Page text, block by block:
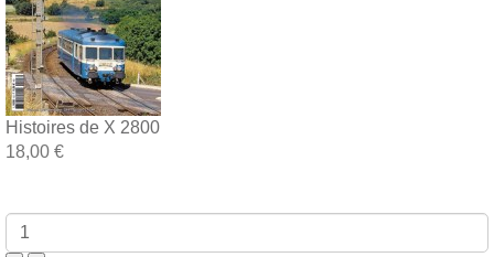
Histoires de X 2800
18,00 €